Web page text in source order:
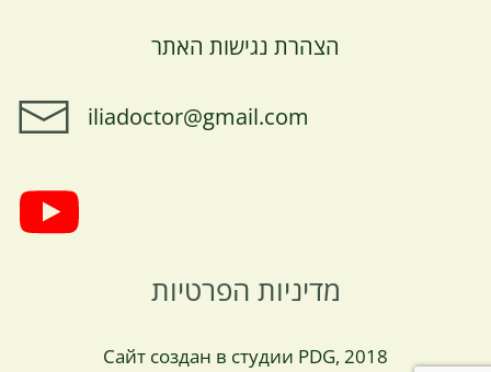
הצהרת נגישות האתר
iliadoctor@gmail.com
מדיניות הפרטיות
Сайт создан в студии PDG, 2018